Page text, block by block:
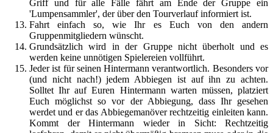
Griff und für alle Fälle fährt am Ende der Gruppe ein
'Lumpensammler', der über den Tourverlauf informiert ist.
Fahrt einfach so, wie Ihr es Euch von den andern
Gruppenmitgliedern wünscht.
Grundsätzlich wird in der Gruppe nicht überholt und es
werden keine unnötigen Spielereien vollführt.
Jeder ist für seinen Hintermann verantwortlich. Besonders vor
(und nicht nach!) jedem Abbiegen ist auf ihn zu achten.
Solltet Ihr auf Euren Hintermann warten müssen, platziert
Euch möglichst so vor der Abbiegung, dass Ihr gesehen
werdet und er das Abbiegemanöver rechtzeitig einleiten kann.
Kommt der Hintermann wieder in Sicht: Rechtzeitig